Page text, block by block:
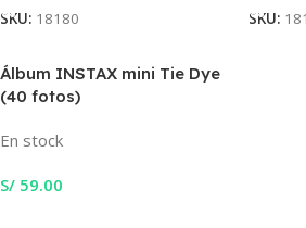
SKU: 18180
SKU:
Álbum INSTAX mini Tie Dye
(40 fotos)
En stock
S/ 59.00